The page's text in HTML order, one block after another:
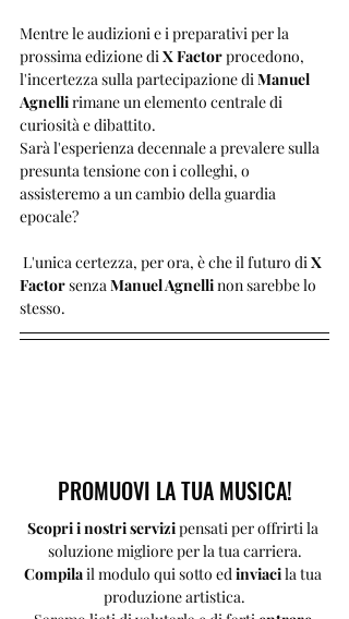
Mentre le audizioni e i preparativi per la
prossima edizione di X Factor procedono,
l'incertezza sulla partecipazione di Manuel
Agnelli rimane un elemento centrale di
curiosità e dibattito.
Sarà l'esperienza decennale a prevalere sulla
presunta tensione con i colleghi, o
assisteremo a un cambio della guardia
epocale?
L'unica certezza, per ora, è che il futuro di X
Factor senza Manuel Agnelli non sarebbe lo
stesso.
PROMUOVI LA TUA MUSICA!
Scopri i nostri servizi pensati per offrirti la
soluzione migliore per la tua carriera.
Compila il modulo qui sotto ed inviaci la tua
produzione artistica.